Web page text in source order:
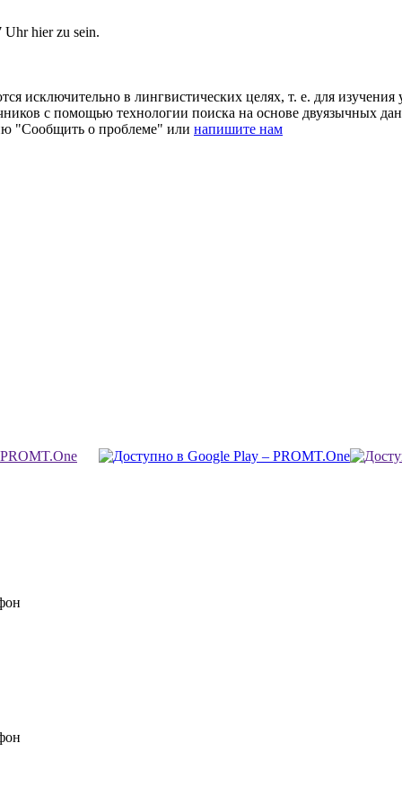
hier zu sein.
исключительно в лингвистических целях, т. е. для
с помощью технологии поиска на основе двуязычных
"Сообщить о проблеме" или напишите нам